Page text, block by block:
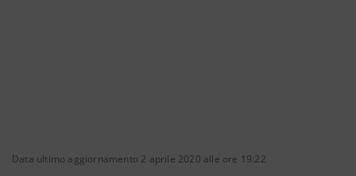
Data ultimo aggiornamento 2 aprile 2020 alle ore 19:22